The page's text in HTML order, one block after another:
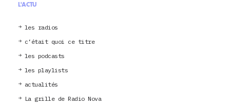
L'ACTU
les radios
c’était quoi ce titre
les podcasts
les playlists
actualités
La grille de Radio Nova